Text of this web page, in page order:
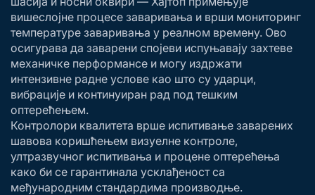
вишеслојне процесе заваривања и врши мониторинг
температуре заваривања у реалном времену. Ово
осигурава да заварени спојеви испуњавају захтеве
механичке перформансе и могу издржати
интензивне радне услове као што су ударци,
вибрације и континуиран рад под тешким
оптерећењем.
Контролори квалитета врше испитивање заварених
шавова коришћењем визуелне контроле,
ултразвучног испитивања и процене оптерећења
како би се гарантинала усклађеност са
међународним стандардима производње.